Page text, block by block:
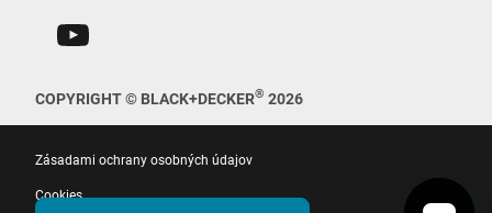
COPYRIGHT © BLACK+DECKER® 2026
Zásadami ochrany osobných údajov
Cookies